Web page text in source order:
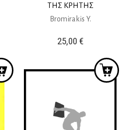
ΤΗΣ ΚΡΗΤΗΣ
Bromirakis Y.
25,00 €